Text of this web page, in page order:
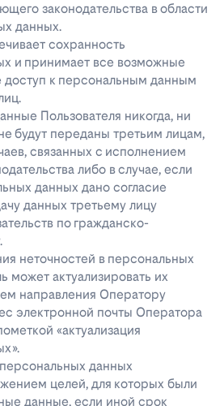
законодательства в области
данных.
сохранность
и принимает все возможные
к персональным данным
Пользователя никогда, ни
будут переданы третьим лицам,
связанных с исполнением
либо в случае, если
данных дано согласие
данных третьему лицу
по гражданско-
неточностей в персональных
может актуализировать их
направления Оператору
электронной почты Оператора
«актуализация
данных
целей, для которых были
данные, если иной срок